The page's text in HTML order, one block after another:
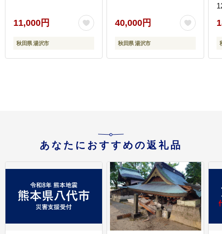
11,000円
秋田県 湯沢市
40,000円
秋田県 湯沢市
あなたにおすすめの返礼品